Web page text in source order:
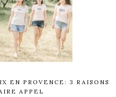
EN PROVENCE: 3 RAISONS
APPEL